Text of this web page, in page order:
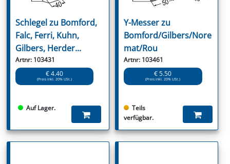
Schlegel zu Bomford,
Falc, Ferri, Kuhn,
Gilbers, Herder...
Artnr: 103431
€ 4.40
(Preis inkl. 20% USt.)
Auf Lager.
Y-Messer zu
Bomford/Gilbers/Nore
mat/Rou
Artnr: 103461
€ 5.50
(Preis inkl. 20% USt.)
Teils
verfügbar.